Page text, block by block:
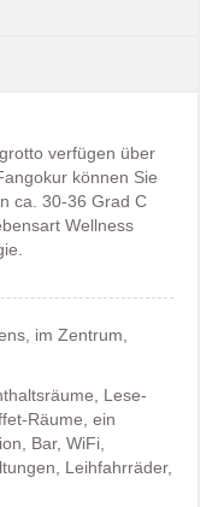
verfügen über
können Sie
ca. 30-36 Grad C
Wellness
im Zentrum,
Lese-
Räume, ein
Bar, WiFi,
Leihfahrräder,